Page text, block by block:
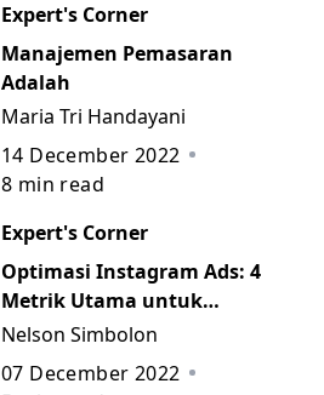
Expert's Corner
Manajemen Pemasaran
Adalah
Maria Tri Handayani
14 December 2022
8 min read
Expert's Corner
Optimasi Instagram Ads: 4
Metrik Utama untuk
Mengukur Performa Campaign
Nelson Simbolon
07 December 2022